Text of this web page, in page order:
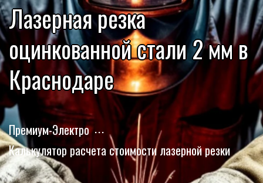
Лазерная резка
оцинкованной стали 2 мм в
Краснодаре
Премиум-Электро
Калькулятор расчета стоимости лазерной резки